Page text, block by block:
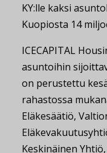
KY:lle kaksi
Kuopiosta 14
ICECAPITAL
asuntoihin
on perustettu
rahastossa
Eläkesäätiö,
Keskinäinen